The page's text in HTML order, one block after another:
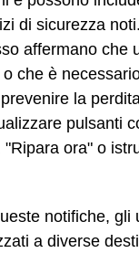
di sicurezza
affermano che
che è
la
pulsanti
ora" o
notifiche, gli
a diverse